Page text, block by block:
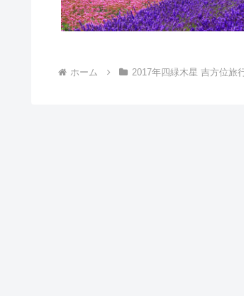
ホーム 2017年四緑木星 吉方位旅